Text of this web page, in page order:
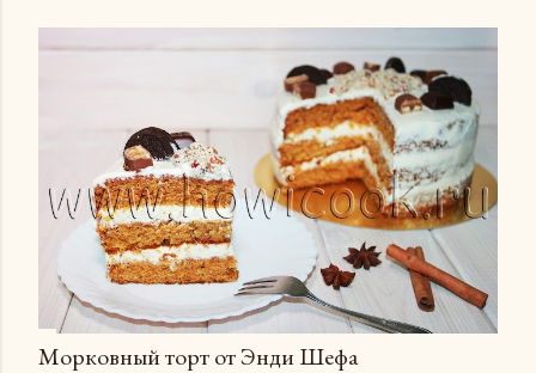
Морковный торт от Энди Шефа